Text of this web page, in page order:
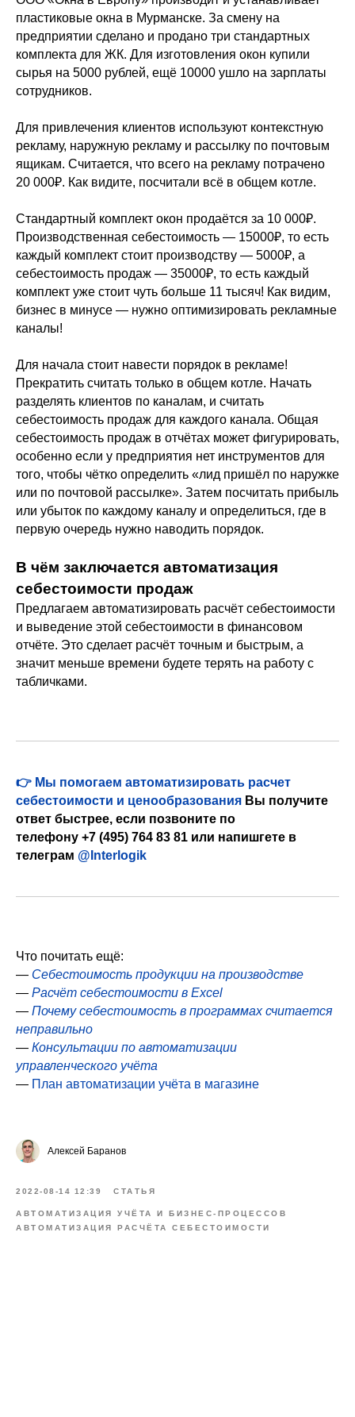
пластиковые окна в Мурманске. За смену на
предприятии сделано и продано три стандартных
комплекта для ЖК. Для изготовления окон купили
сырья на 5000 рублей, ещё 10000 ушло на зарплаты
сотрудников.
Для привлечения клиентов используют контекстную
рекламу, наружную рекламу и рассылку по почтовым
ящикам. Считается, что всего на рекламу потрачено
20 000₽. Как видите, посчитали всё в общем котле.
Стандартный комплект окон продаётся за 10 000₽.
Производственная себестоимость — 15000₽, то есть
каждый комплект стоит производству — 5000₽, а
себестоимость продаж — 35000₽, то есть каждый
комплект уже стоит чуть больше 11 тысяч! Как видим,
бизнес в минусе — нужно оптимизировать рекламные
каналы!
Для начала стоит навести порядок в рекламе!
Прекратить считать только в общем котле. Начать
разделять клиентов по каналам, и считать
себестоимость продаж для каждого канала. Общая
себестоимость продаж в отчётах может фигурировать,
особенно если у предприятия нет инструментов для
того, чтобы чётко определить «лид пришёл по наружке
или по почтовой рассылке». Затем посчитать прибыль
или убыток по каждому каналу и определиться, где в
первую очередь нужно наводить порядок.
В чём заключается автоматизация
себестоимости продаж
Предлагаем автоматизировать расчёт себестоимости
и выведение этой себестоимости в финансовом
отчёте. Это сделает расчёт точным и быстрым, а
значит меньше времени будете терять на работу с
табличками.
👉 Мы помогаем автоматизировать расчет
себестоимости и ценообразования Вы получите
ответ быстрее, если позвоните по
телефону +7 (495) 764 83 81 или напишгете в
телеграм @Interlogik
Что почитать ещё:
— Себестоимость продукции на производстве
— Расчёт себестоимости в Excel
— Почему себестоимость в программах считается
неправильно
— Консультации по автоматизации
управленческого учёта
— План автоматизации учёта в магазине
Алексей Баранов
2022-08-14 12:39 СТАТЬЯ
АВТОМАТИЗАЦИЯ УЧЁТА И БИЗНЕС-ПРОЦЕССОВ
АВТОМАТИЗАЦИЯ РАСЧЁТА СЕБЕСТОИМОСТИ